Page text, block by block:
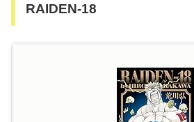
RAIDEN-18